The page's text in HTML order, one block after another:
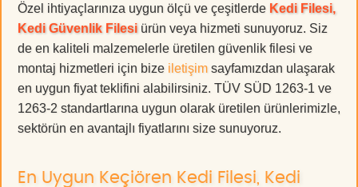
Özel ihtiyaçlarınıza uygun ölçü ve çeşitlerde Kedi Filesi,
Kedi Güvenlik Filesi ürün veya hizmeti sunuyoruz. Siz
de en kaliteli malzemelerle üretilen güvenlik filesi ve
montaj hizmetleri için bize iletişim sayfamızdan ulaşarak
en uygun fiyat teklifini alabilirsiniz. TÜV SÜD 1263-1 ve
1263-2 standartlarına uygun olarak üretilen ürünlerimizle,
sektörün en avantajlı fiyatlarını size sunuyoruz.
En Uygun Keçiören Kedi Filesi, Kedi